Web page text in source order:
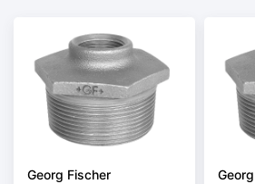
Georg Fischer